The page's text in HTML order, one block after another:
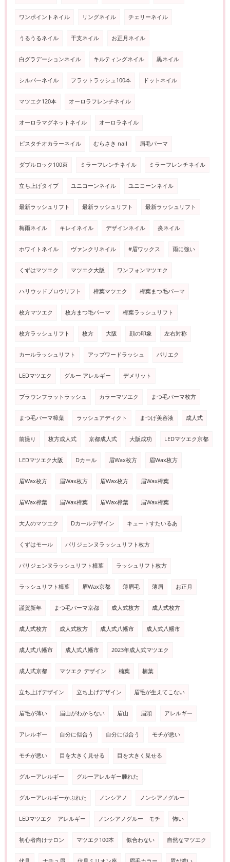
ワンポイントネイル リングネイル チェリーネイル
うるうるネイル 干支ネイル お正月ネイル
白グラデーションネイル キルティングネイル 黒ネイル
シルバーネイル フラットラッシュ100本 ドットネイル
マツエク120本 オーロラフレンチネイル
オーロラマグネットネイル オーロラネイル
ピスタチオカラーネイル むらさき nail 眉毛パーマ
ダブルロック100束 ミラーフレンチネイル ミラーフレンチネイル
立ち上げタイプ ユニコーンネイル ユニコーンネイル
最新ラッシュリフト 最新ラッシュリフト 最新ラッシュリフト
梅雨ネイル キレイネイル デザインネイル 炎ネイル
ホワイトネイル ヴァンクリネイル #眉ワックス 雨に強い
くずはマツエク マツエク大阪 ワンフォンマツエク
ハリウッドブロウリフト 樟葉マツエク 樟葉まつ毛パーマ
枚方マツエク 枚方まつ毛パーマ 樟葉ラッシュリフト
枚方ラッシュリフト 枚方 大阪 顔の印象 左右対称
カールラッシュリフト アップワードラッシュ パリエク
LEDマツエク グルー アレルギー デメリット
ブラウンフラットラッシュ カラーマツエク まつ毛パーマ枚方
まつ毛パーマ樟葉 ラッシュアディクト まつげ美容液 成人式
前撮り 枚方成人式 京都成人式 大阪成功 LEDマツエク京都
LEDマツエク大阪 Dカール 眉Wax枚方 眉Wax枚方
眉Wax枚方 眉Wax枚方 眉Wax枚方 眉Wax樟葉
眉Wax樟葉 眉Wax樟葉 眉Wax樟葉 眉Wax樟葉
大人のマツエク Dカールデザイン キュートすたいるあ
くずはモール パリジェンヌラッシュリフト枚方
パリジェンヌラッシュリフト樟葉 ラッシュリフト枚方
ラッシュリフト樟葉 眉Wax京都 薄眉毛 薄眉 お正月
謹賀新年 まつ毛パーマ京都 成人式枚方 成人式枚方
成人式枚方 成人式枚方 成人式八幡市 成人式八幡市
成人式八幡市 成人式八幡市 2023年成人式マツエク
成人式京都 マツエク デザイン 楠葉 楠葉
立ち上げデザイン 立ち上げデザイン 眉毛が生えてこない
眉毛が薄い 眉山がわからない 眉山 眉頭 アレルギー
アレルギー 自分に似合う 自分に似合う モチが悪い
モチが悪い 目を大きく見せる 目を大きく見せる
グルーアレルギー グルーアレルギー腫れた
グルーアレルギーかぶれた ノンシアノ ノンシアノグルー
LEDマツエク アレルギー ノンシアノグルー モチ 怖い
初心者向けサロン マツエク100本 似合わない 自然なマツエク